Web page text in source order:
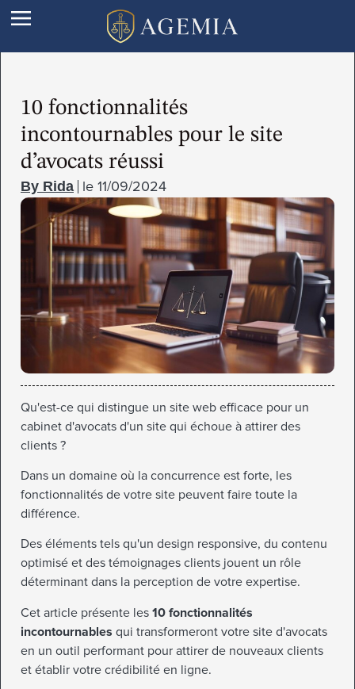
10 fonctionnalités
incontournables pour le site
d’avocats réussi
Rida le 11/09/2024
Qu'est-ce qui distingue un site web efficace pour un
cabinet d'avocats d'un site qui échoue à attirer des
clients ?
Dans un domaine où la concurrence est forte, les
fonctionnalités de votre site peuvent faire toute la
différence.
Des éléments tels qu'un design responsive, du contenu
optimisé et des témoignages clients jouent un rôle
déterminant dans la perception de votre expertise.
Cet article présente les 10 fonctionnalités
incontournables qui transformeront votre site d'avocats
en un outil performant pour attirer de nouveaux clients
et établir votre crédibilité en ligne.